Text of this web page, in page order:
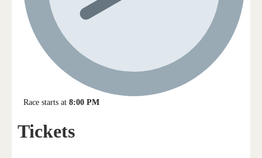
Race starts at 8:00 PM
Tickets